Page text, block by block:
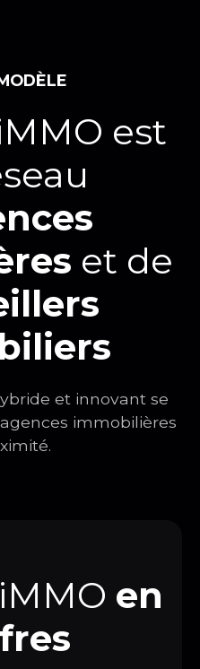
est
et de
et innovant se
immobilières
en